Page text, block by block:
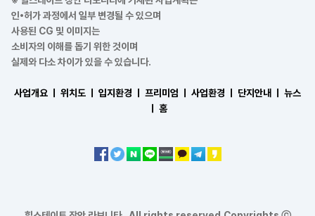
인•허가 과정에서 일부 변경될 수 있으며
사용된 CG 및 이미지는
소비자의 이해를 돕기 위한 것이며
실제와 다소 차이가 있을 수 있습니다.
사업개요 ㅣ 위치도 ㅣ 입지환경 ㅣ 프리미엄 ㅣ 사업환경 ㅣ 단지안내 ㅣ
뉴스
홈